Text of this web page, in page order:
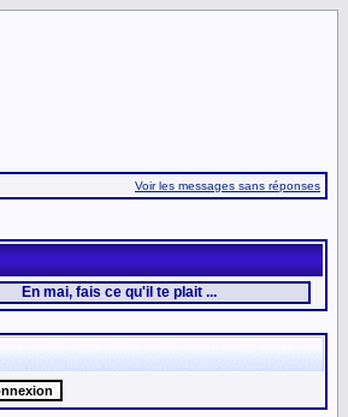
Voir les messages sans réponses
En mai, fais ce qu'il te plait ...